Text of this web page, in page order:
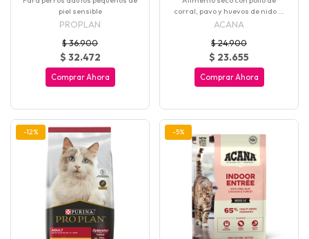
piel sensible
PROPLAN
$ 36.900
$ 32.472
Comprar Ahora
corral, pavo y huevos de nido ...
ACANA
$ 24.900
$ 23.655
Comprar Ahora
-12% -5%